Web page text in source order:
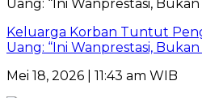
Keluarga Korban Tuntut
Uang: “Ini Wanprestasi,
Mei 18, 2026 | 11:43 am WIB